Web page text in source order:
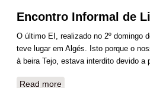
Encontro Informal de
O último EI, realizado no 2º domingo
teve lugar em Algés. Isto porque o
à beira Tejo, estava interdito devido a
Read moreabout Encontro